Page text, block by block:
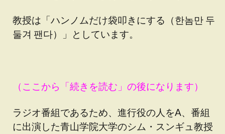
教授は「ハンノムだけ袋叩きにする（한놈만 두
둘겨 팬다）」としています。
（ここから「続きを読む」の後になります）
ラジオ番組であるため、進行役の人をA、番組
に出演した青山学院大学のシム・スンギュ教授